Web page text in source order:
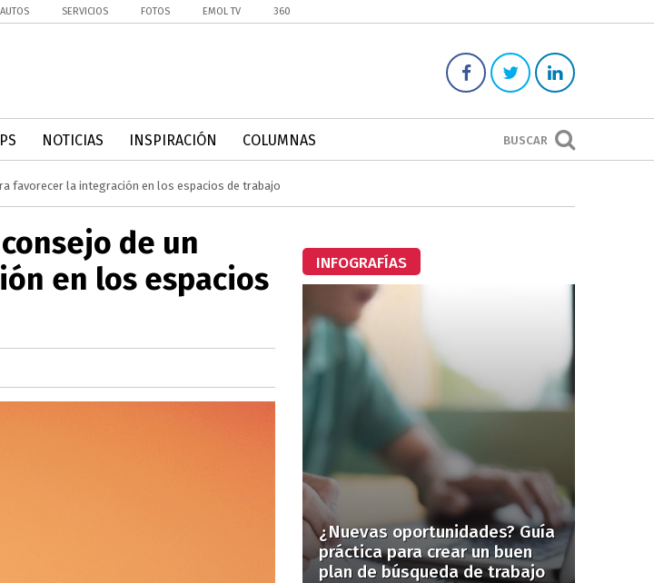
AUTOS SERVICIOS FOTOS EMOL TV 360
BUSCAR
NOTICIAS INSPIRACIÓN COLUMNAS
favorecer la integración en los espacios de trabajo
de un
en los espacios
INFOGRAFÍAS
¿Nuevas oportunidades? Guía
práctica para crear un buen
plan de búsqueda de trabajo